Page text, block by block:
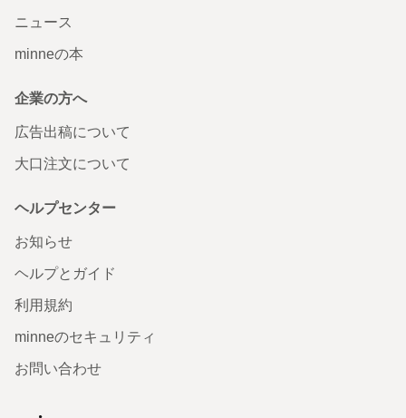
ニュース
minneの本
企業の方へ
広告出稿について
大口注文について
ヘルプセンター
お知らせ
ヘルプとガイド
利用規約
minneのセキュリティ
お問い合わせ